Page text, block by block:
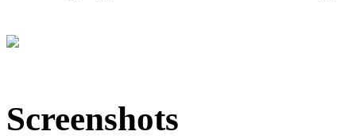
Screenshots